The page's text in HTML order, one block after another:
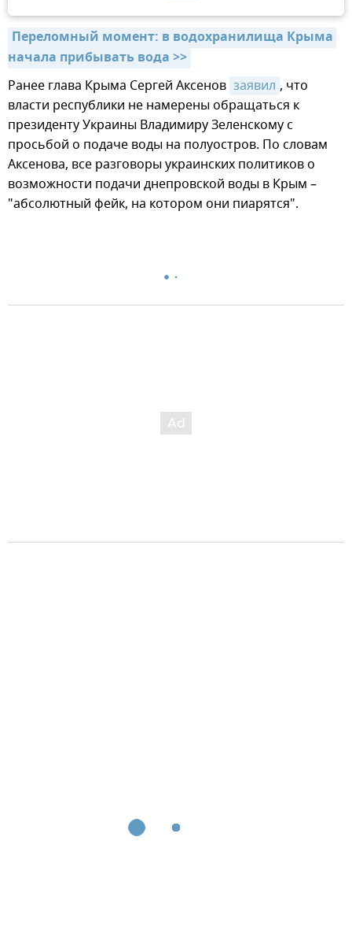
Переломный момент: в водохранилища Крыма
начала прибывать вода >>
Ранее глава Крыма Сергей Аксенов заявил , что
власти республики не намерены обращаться к
президенту Украины Владимиру Зеленскому с
просьбой о подаче воды на полуостров. По словам
Аксенова, все разговоры украинских политиков о
возможности подачи днепровской воды в Крым –
"абсолютный фейк, на котором они пиарятся".